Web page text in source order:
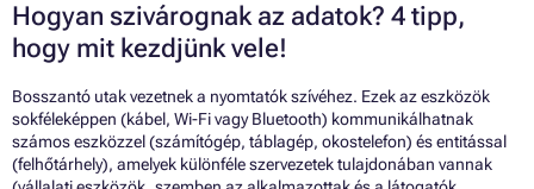
Hogyan szivárognak az adatok? 4 tipp,
hogy mit kezdjünk vele!
Bosszantó utak vezetnek a nyomtatók szívéhez. Ezek az eszközök
sokféleképpen (kábel, Wi-Fi vagy Bluetooth) kommunikálhatnak
számos eszközzel (számítógép, táblagép, okostelefon) és entitással
(felhőtárhely), amelyek különféle szervezetek tulajdonában vannak